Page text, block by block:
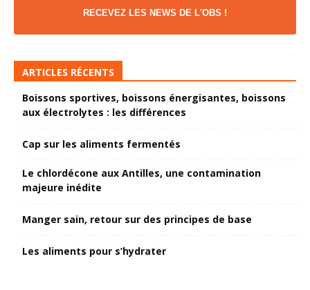
RECEVEZ LES NEWS DE L'OBS !
ARTICLES RÉCENTS
Boissons sportives, boissons énergisantes, boissons
aux électrolytes : les différences
Cap sur les aliments fermentés
Le chlordécone aux Antilles, une contamination
majeure inédite
Manger sain, retour sur des principes de base
Les aliments pour s’hydrater